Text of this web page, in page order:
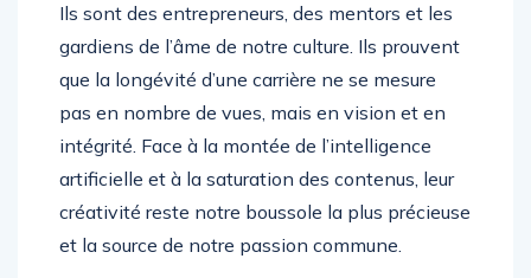
Ils sont des entrepreneurs, des mentors et les
gardiens de l’âme de notre culture. Ils prouvent
que la longévité d’une carrière ne se mesure
pas en nombre de vues, mais en vision et en
intégrité. Face à la montée de l’intelligence
artificielle et à la saturation des contenus, leur
créativité reste notre boussole la plus précieuse
et la source de notre passion commune.